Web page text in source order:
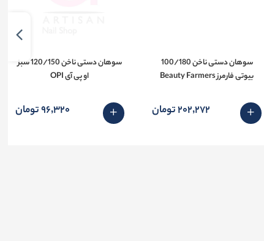
سوهان دستی ناخن 100/180
بیوتی فارمرز Beauty Farmers
202٬272 تومان
سوهان دستی ناخن 120/150 سبز
او پی آی OPI
96٬320 تومان